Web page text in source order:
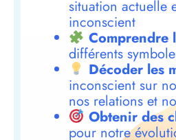
situation actuelle
inconscient
Comprendre
différents
Décoder les
inconscient sur
nos relations et
Obtenir des
pour notre